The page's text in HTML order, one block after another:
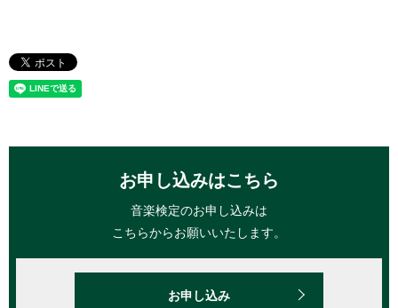
お申し込みはこちら
音楽検定のお申し込みは
こちらからお願いいたします。
お申し込み